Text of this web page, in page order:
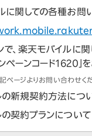
に関しての各種お問
で、楽天モバイルに
ペーンコード1620」
ページよりお問い合わせくだ
新規契約方法につ
契約プランについて